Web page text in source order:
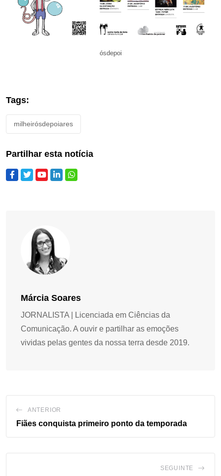
ósdepoi
Tags:
milheirósdepoiares
Partilhar esta notícia
Márcia Soares
JORNALISTA | Licenciada em Ciências da
Comunicação. A ouvir e partilhar as emoções
vividas pelas gentes da nossa terra desde 2019.
ANTERIOR
Fiães conquista primeiro ponto da temporada
SEGUINTE